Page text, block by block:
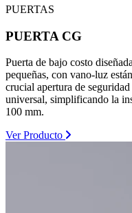
PUERTAS
PUERTA CG
Puerta de bajo costo
pequeñas, con vano-luz
crucial apertura de
universal, simplificando la
100 mm.
Ver Producto